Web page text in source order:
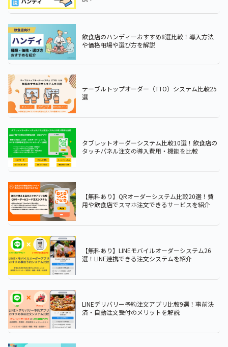
飲食店のハンディーおすすめ8選比較！導入方法
や価格相場や選び方を解説
テーブルトップオーダー（TTO）システム比較25
選
タブレットオーダーシステム比較10選！飲食店の
タッチパネル注文の導入費用・機能を比較
【無料あり】QRオーダーシステム比較20選！費
用や飲食店でスマホ注文できるサービスを紹介
【無料あり】LINEモバイルオーダーシステム26
選！LINE連携できる注文システムを紹介
LINEデリバリー予約注文アプリ比較9選！事前決
済・自動注文受付のメリットを解説